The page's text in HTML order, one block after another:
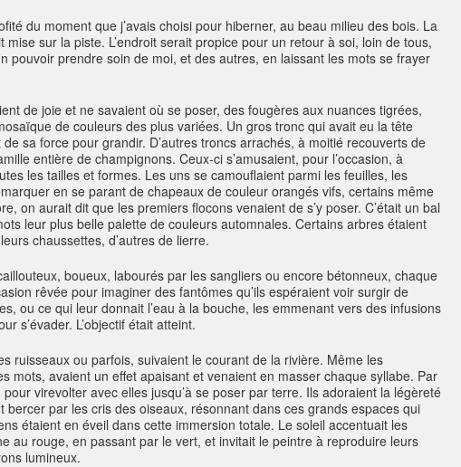
du moment que j’avais choisi pour hiberner, au beau milieu des bois. La
mise sur la piste. L’endroit serait propice pour un retour à soi, loin de tous,
pouvoir prendre soin de moi, et des autres, en laissant les mots se frayer
de joie et ne savaient où se poser, des fougères aux nuances tigrées,
de couleurs des plus variées. Un gros tronc qui avait eu la tête
sa force pour grandir. D’autres troncs arrachés, à moitié recouverts de
entière de champignons. Ceux-ci s’amusaient, pour l’occasion, à
les tailles et formes. Les uns se camouflaient parmi les feuilles, les
en se parant de chapeaux de couleur orangés vifs, certains même
on aurait dit que les premiers flocons venaient de s’y poser. C’était un bal
leur plus belle palette de couleurs automnales. Certains arbres étaient
chaussettes, d’autres de lierre.
boueux, labourés par les sangliers ou encore bétonneux, chaque
rêvée pour imaginer des fantômes qu’ils espéraient voir surgir de
ou ce qui leur donnait l’eau à la bouche, les emmenant vers des infusions
s’évader. L’objectif était atteint.
ruisseaux ou parfois, suivaient le courant de la rivière. Même les
mots, avaient un effet apaisant et venaient en masser chaque syllabe. Par
virevolter avec elles jusqu’à se poser par terre. Ils adoraient la légèreté
bercer par les cris des oiseaux, résonnant dans ces grands espaces qui
étaient en éveil dans cette immersion totale. Le soleil accentuait les
au rouge, en passant par le vert, et invitait le peintre à reproduire leurs
lumineux.